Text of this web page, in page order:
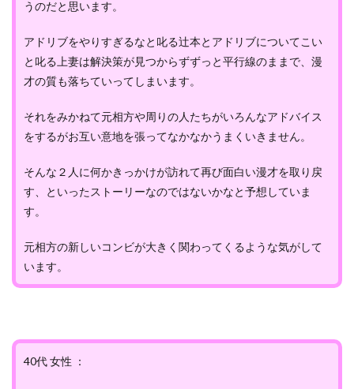
うのだと思います。
アドリブをやりすぎるなと叱る辻本とアドリブについてこい
と叱る上妻は解決策が見つからずずっと平行線のままで、漫
才の質も落ちていってしまいます。
それをみかねて元相方や周りの人たちがいろんなアドバイス
をするがお互い意地を張ってなかなかうまくいきません。
そんな２人に何かきっかけが訪れて再び面白い漫才を取り戻
す、といったストーリーなのではないかなと予想していま
す。
元相方の新しいコンビが大きく関わってくるような気がして
います。
40代 女性 ：